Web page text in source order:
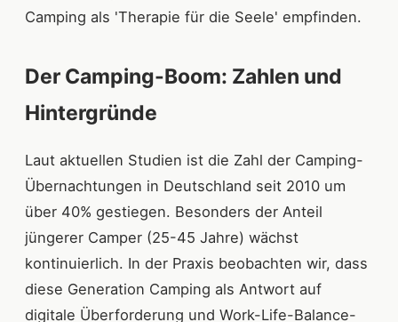
Camping als 'Therapie für die Seele' empfinden.
Der Camping-Boom: Zahlen und
Hintergründe
Laut aktuellen Studien ist die Zahl der Camping-
Übernachtungen in Deutschland seit 2010 um
über 40% gestiegen. Besonders der Anteil
jüngerer Camper (25-45 Jahre) wächst
kontinuierlich. In der Praxis beobachten wir, dass
diese Generation Camping als Antwort auf
digitale Überforderung und Work-Life-Balance-